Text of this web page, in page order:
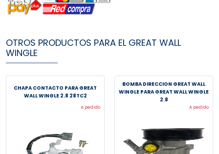
OTROS PRODUCTOS PARA EL GREAT WALL
WINGLE
CHAPA CONTACTO PARA GREAT
WALL WINGLE 2.8 28TC2
A pedido
BOMBA DIRECCION GREAT WALL
WINGLE PARA GREAT WALL WINGLE
2.8
A pedido